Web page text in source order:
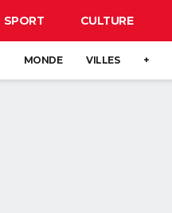
SPORT CULTURE
MONDE VILLES +